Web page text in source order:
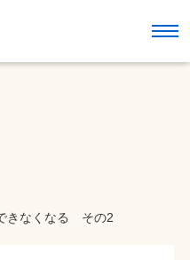
きなくなる その2